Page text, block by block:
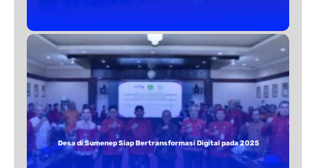
Desa di Sumenep Siap Bertransformasi Digital pada 2025